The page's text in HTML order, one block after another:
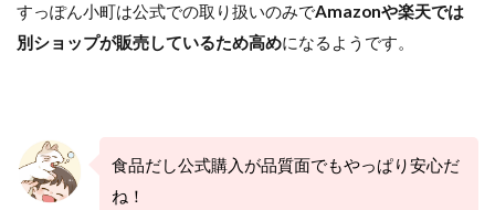
すっぽん小町は公式での取り扱いのみでAmazonや楽天では
別ショップが販売しているため高めになるようです。
食品だし公式購入が品質面でもやっぱり安心だ
ね！